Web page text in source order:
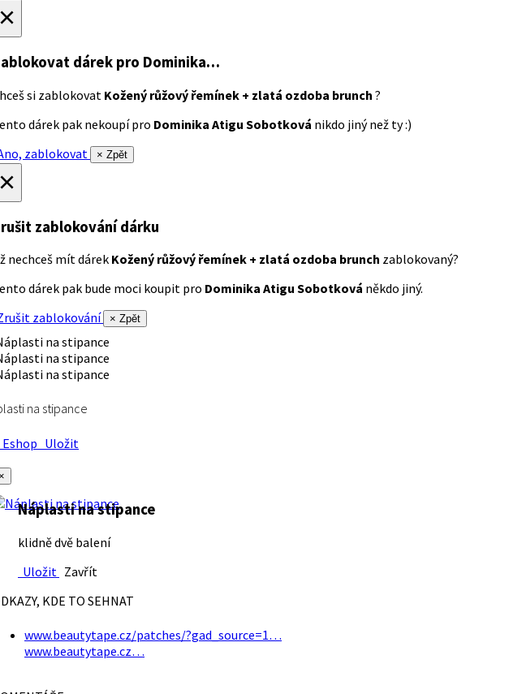
dárek pro Dominika…
si zablokovat Kožený růžový řemínek + zlatá ozdoba brunch ?
dárek pak nekoupí pro Dominika Atigu Sobotková nikdo jiný než ty :)
zablokovat
× Zpět
zablokování dárku
nechceš mít dárek Kožený růžový řemínek + zlatá ozdoba brunch zablokovaný?
dárek pak bude moci koupit pro Dominika Atigu Sobotková někdo jiný.
zablokování
× Zpět
na stipance
Uložit
Náplasti na stipance
klidně dvě balení
Uložit Zavřít
KDE TO SEHNAT
www.beautytape.cz/patches/?gad_source=1…
www.beautytape.cz…